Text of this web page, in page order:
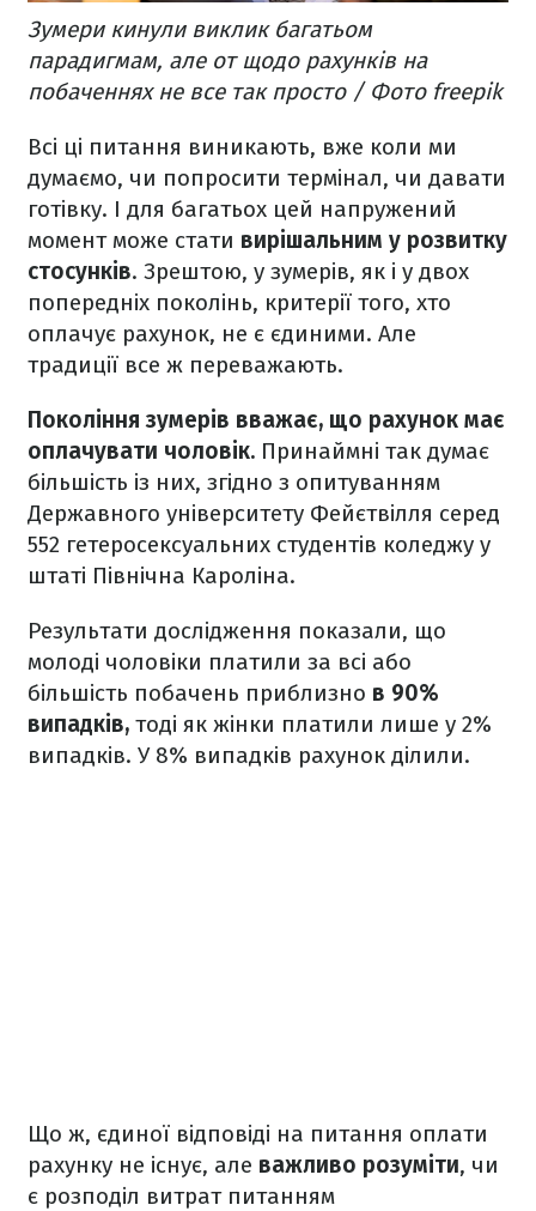
Зумери кинули виклик багатьом
парадигмам, але от щодо рахунків на
побаченнях не все так просто / Фото freepik
Всі ці питання виникають, вже коли ми
думаємо, чи попросити термінал, чи давати
готівку. І для багатьох цей напружений
момент може стати вирішальним у розвитку
стосунків. Зрештою, у зумерів, як і у двох
попередніх поколінь, критерії того, хто
оплачує рахунок, не є єдиними. Але
традиції все ж переважають.
Покоління зумерів вважає, що рахунок має
оплачувати чоловік. Принаймні так думає
більшість із них, згідно з опитуванням
Державного університету Фейєтвілля серед
552 гетеросексуальних студентів коледжу у
штаті Північна Кароліна.
Результати дослідження показали, що
молоді чоловіки платили за всі або
більшість побачень приблизно в 90%
випадків, тоді як жінки платили лише у 2%
випадків. У 8% випадків рахунок ділили.
Що ж, єдиної відповіді на питання оплати
рахунку не існує, але важливо розуміти, чи
є розподіл витрат питанням